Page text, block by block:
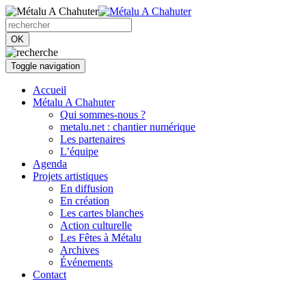
OK
Toggle navigation
Accueil
Métalu A Chahuter
Qui sommes-nous ?
metalu.net : chantier numérique
Les partenaires
L’équipe
Agenda
Projets artistiques
En diffusion
En création
Les cartes blanches
Action culturelle
Les Fêtes à Métalu
Archives
Événements
Contact